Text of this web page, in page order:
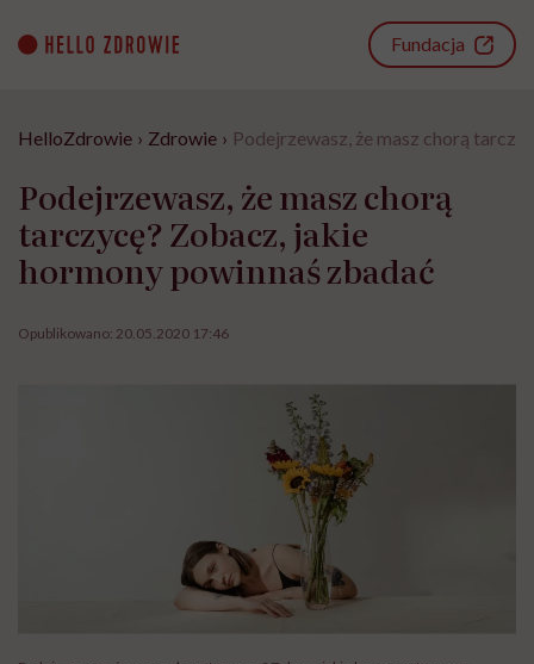
content
Fundacja
HelloZdrowie › Zdrowie › Podejrzewasz, że masz chorą
Podejrzewasz, że masz chorą
tarczycę? Zobacz, jakie
hormony powinnaś zbadać
Opublikowano: 20.05.2020 17:46